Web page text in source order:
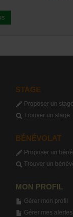
STAGE
Proposer un stage
Trouver un stage
BÉNÉVOLAT
Proposer un
Trouver un
MON PROFIL
Gérer mon profil
Gérer mes